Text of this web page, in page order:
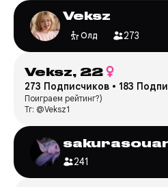
Veksz
Олд 273
Veksz, 22
273 Подписчиков • 183
Поиграем рейтинг?)
Тг: @Veksz1
241